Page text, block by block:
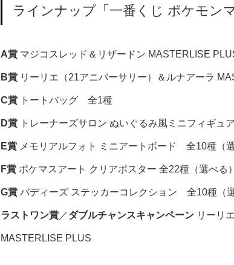
ラインナップ「一番くじ ポケモン
A賞マジコスレッド＆リザードン MASTERLISE
B賞 リーリエ（21アニバーサリー）＆ルナアーラ
C賞トートバッグ 全1種
D賞トレーナーズサロン ぬいぐるみ風ミニフィギュ
E賞メモリアルフォト ミニアートボード 全10種（選
F賞 ポケマスアート クリアポスター 全22種（選べる）
G賞 バディーズ ステッカーコレクション 全10種（選
ラストワン賞／ダブルチャンスキャンペーンリーリ
MASTERLISE PLUS